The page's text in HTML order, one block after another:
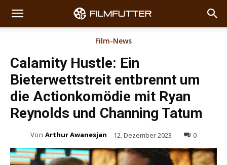
Film-News
Calamity Hustle: Ein
Bieterwettstreit entbrennt um
die Actionkomödie mit Ryan
Reynolds und Channing Tatum
Von Arthur Awanesjan 12. Dezember 2023 0